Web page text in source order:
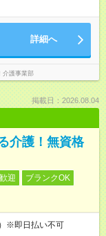
詳細へ
介護事業部
掲載日：2026.08.04
介護！無資格
迎
ブランクOK
※即日払い不可